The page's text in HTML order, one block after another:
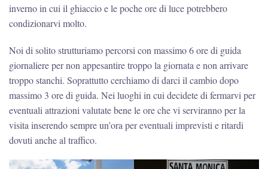
inverno in cui il ghiaccio e le poche ore di luce potrebbero
condizionarvi molto.
Noi di solito strutturiamo percorsi con massimo 6 ore di guida
giornaliere per non appesantire troppo la giornata e non arrivare
troppo stanchi. Soprattutto cerchiamo di darci il cambio dopo
massimo 3 ore di guida. Nei luoghi in cui decidete di fermarvi per
eventuali attrazioni valutate bene le ore che vi serviranno per la
visita inserendo sempre un’ora per eventuali imprevisti e ritardi
dovuti anche al traffico.